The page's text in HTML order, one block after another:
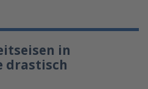
in
drastisch